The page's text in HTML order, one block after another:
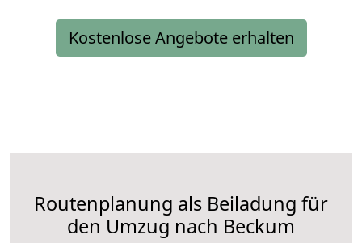
Kostenlose Angebote erhalten
Routenplanung als Beiladung für
den Umzug nach Beckum